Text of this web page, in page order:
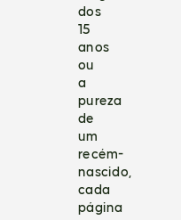
dos
15
anos
ou
a
pureza
de
um
recém-
nascido,
cada
página